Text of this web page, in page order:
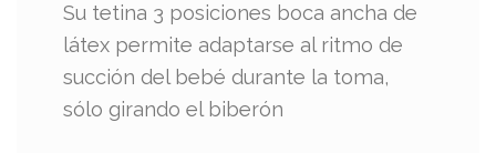
Su tetina 3 posiciones boca ancha de
látex permite adaptarse al ritmo de
succión del bebé durante la toma,
sólo girando el biberón